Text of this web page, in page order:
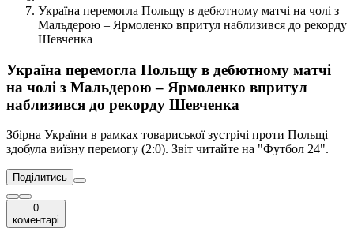
Україна перемогла Польщу в дебютному матчі на чолі з
Мальдерою – Ярмоленко впритул наблизився до рекорду
Шевченка
Україна перемогла Польщу в дебютному матчі
на чолі з Мальдерою – Ярмоленко впритул
наблизився до рекорду Шевченка
Збірна України в рамках товариської зустрічі проти Польщі
здобула виїзну перемогу (2:0). Звіт читайте на "Футбол 24".
Поділитись
0
коментарі